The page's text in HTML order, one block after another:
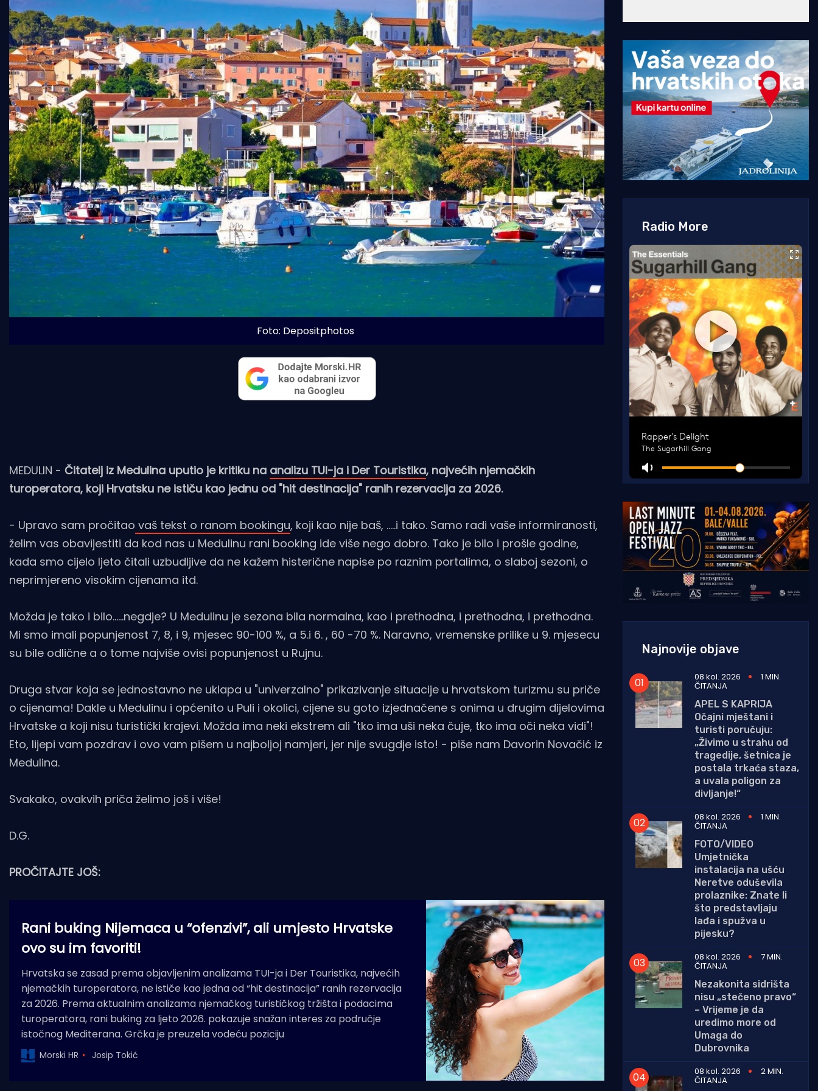
Foto: Depositphotos
MEDULIN - Čitatelj iz Medulina uputio je kritiku na analizu TUI-ja i Der Touristika, najvećih njemačkih
turoperatora, koji Hrvatsku ne ističu kao jednu od "hit destinacija" ranih rezervacija za 2026.
- Upravo sam pročitao vaš tekst o ranom bookingu, koji kao nije baš, .....i tako. Samo radi vaše informiranosti,
želim vas obavijestiti da kod nas u Medulinu rani booking ide više nego dobro. Tako je bilo i prošle godine,
kada smo cijelo ljeto čitali uzbudljive da ne kažem histerične napise po raznim portalima, o slaboj sezoni, o
neprimjereno visokim cijenama itd.
Možda je tako i bilo......negdje? U Medulinu je sezona bila normalna, kao i prethodna, i prethodna, i prethodna.
Mi smo imali popunjenost 7, 8, i 9, mjesec 90-100 %, a 5.i 6. , 60 -70 %. Naravno, vremenske prilike u 9. mjesecu
su bile odlične a o tome najviše ovisi popunjenost u Rujnu.
Druga stvar koja se jednostavno ne uklapa u "univerzalno" prikazivanje situacije u hrvatskom turizmu su priče
o cijenama! Dakle u Medulinu i općenito u Puli i okolici, cijene su goto izjednačene s onima u drugim dijelovima
Hrvatske a koji nisu turistički krajevi. Možda ima neki ekstrem ali "tko ima uši neka čuje, tko ima oči neka vidi"!
Eto, lijepi vam pozdrav i ovo vam pišem u najboljoj namjeri, jer nije svugdje isto! - piše nam Davorin Novačić iz
Medulina.
Svakako, ovakvih priča želimo još i više!
D.G.
PROČITAJTE JOŠ:
Rani buking Nijemaca u “ofenzivi”, ali umjesto Hrvatske
ovo su im favoriti!
Hrvatska se zasad prema objavljenim analizama TUI-ja i Der Touristika, najvećih
njemačkih turoperatora, ne ističe kao jedna od “hit destinacija” ranih rezervacija
za 2026. Prema aktualnim analizama njemačkog turističkog tržišta i podacima
turoperatora, rani buking za ljeto 2026. pokazuje snažan interes za područje
istočnog Mediterana. Grčka je preuzela vodeću poziciju
Morski HR Josip Tokić
Radio More
Najnovije objave
08 kol. 2026 1 MIN.
ČITANJA
APEL S KAPRIJA
Očajni mještani i
turisti poručuju:
„Živimo u strahu od
tragedije, šetnica je
postala trkaća staza,
a uvala poligon za
divljanje!“
08 kol. 2026
1 MIN.
ČITANJA
FOTO/VIDEO
Umjetnička
instalacija na ušću
Neretve oduševila
prolaznike: Znate li
što predstavljaju
lađa i spužva u
pijesku?
08 kol. 2026
7 MIN.
ČITANJA
Nezakonita sidrišta
nisu „stečeno pravo“
– Vrijeme je da
uredimo more od
Umaga do
Dubrovnika
08 kol. 2026
2 MIN.
ČITANJA